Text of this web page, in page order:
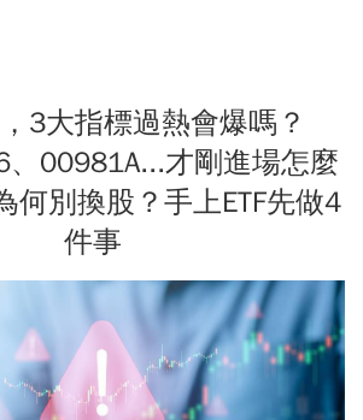
3大指標過熱會爆嗎？
00981A...才剛進場怎麼
何別換股？手上ETF先做4
件事